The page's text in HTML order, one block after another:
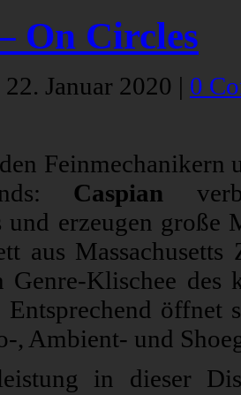
On Circles
22. Januar 2020 | 0
Caspian
erzeugen große
aus
Genre-Klischee
Entsprechend öffnet
, Ambient- und
in dieser